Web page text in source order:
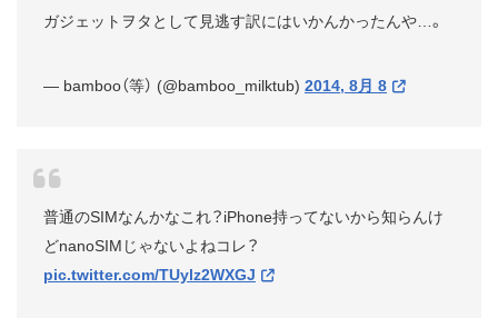
ガジェットヲタとして見逃す訳にはいかんかったんや…。
— bamboo（等） (@bamboo_milktub) 2014, 8月 8
普通のSIMなんかなこれ？iPhone持ってないから知らんけ
どnanoSIMじゃないよねコレ？
pic.twitter.com/TUylz2WXGJ